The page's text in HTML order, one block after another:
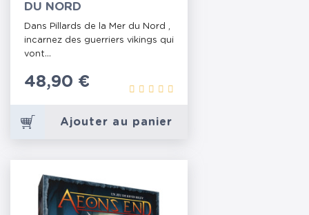
DU NORD
Dans Pillards de la Mer du Nord ,
incarnez des guerriers vikings qui
vont...
Prix
48,90 €
Ajouter au panier